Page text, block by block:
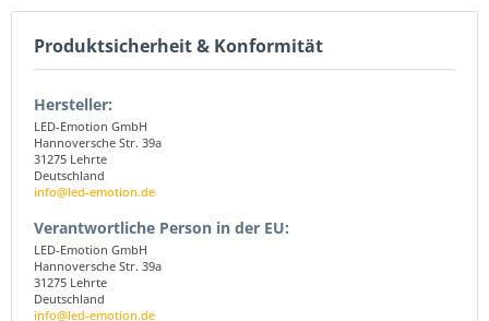
Produktsicherheit & Konformität
Hersteller:
LED-Emotion GmbH
Hannoversche Str. 39a
31275 Lehrte
Deutschland
info@led-emotion.de
Verantwortliche Person in der EU:
LED-Emotion GmbH
Hannoversche Str. 39a
31275 Lehrte
Deutschland
info@led-emotion.de